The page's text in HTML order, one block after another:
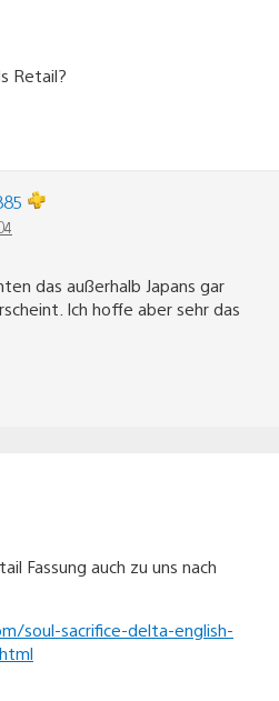
Retail?
das außerhalb Japans gar
Ich hoffe aber sehr das
Fassung auch zu uns nach
soul-sacrifice-delta-english-